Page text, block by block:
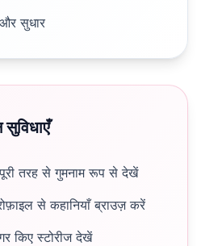
सुधार
पूरी तरह से गुमनाम रूप से देखें
से कहानियाँ ब्राउज़ करें
किए स्टोरीज देखें